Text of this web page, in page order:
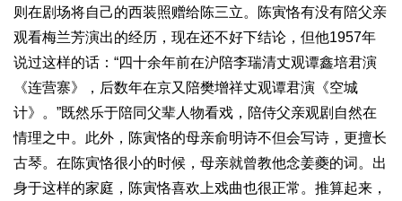
则在剧场将自己的西装照赠给陈三立。陈寅恪有没有陪父亲
观看梅兰芳演出的经历，现在还不好下结论，但他1957年
说过这样的话：“四十余年前在沪陪李瑞清丈观谭鑫培君演
《连营寨》，后数年在京又陪樊增祥丈观谭君演《空城
计》。”既然乐于陪同父辈人物看戏，陪侍父亲观剧自然在
情理之中。此外，陈寅恪的母亲俞明诗不但会写诗，更擅长
古琴。在陈寅恪很小的时候，母亲就曾教他念姜夔的词。出
身于这样的家庭，陈寅恪喜欢上戏曲也很正常。推算起来，